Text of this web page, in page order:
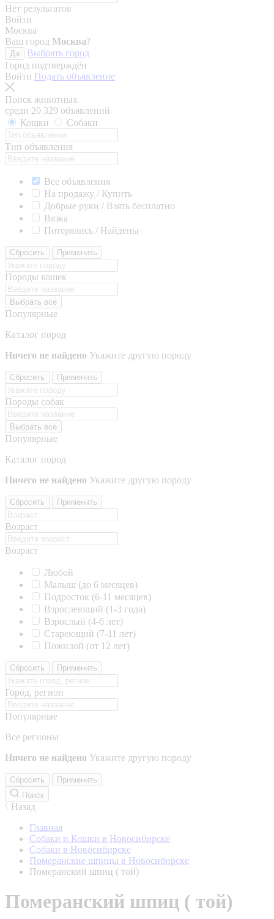
Нет результатов
Войти
Москва
Ваш город Москва?
Да
Выбрать город
Город подтверждён
Войти Подать объявление
Поиск животных
среди 20 329 объявлений
Кошки
Собаки
Тип объявления
Все объявления
На продажу / Купить
Добрые руки / Взять бесплатно
Вязка
Потерялись / Найдены
Сбросить Применить
Породы кошек
Выбрать все
Популярные
Каталог пород
Ничего не найдено Укажите другую породу
Сбросить Применить
Породы собак
Выбрать все
Популярные
Каталог пород
Ничего не найдено Укажите другую породу
Сбросить Применить
Возраст
Возраст
Любой
Малыш (до 6 месяцев)
Подросток (6-11 месяцев)
Взрослеющий (1-3 года)
Взрослый (4-6 лет)
Стареющий (7-11 лет)
Пожилой (от 12 лет)
Сбросить Применить
Город, регион
Популярные
Все регионы
Ничего не найдено Укажите другую породу
Сбросить
Применить
Поиск
Назад
Главная
Собаки и Кошки в Новосибирске
Собаки в Новосибирске
Померанские шпицы в Новосибирске
Померанский шпиц ( той)
Померанский шпиц ( той)